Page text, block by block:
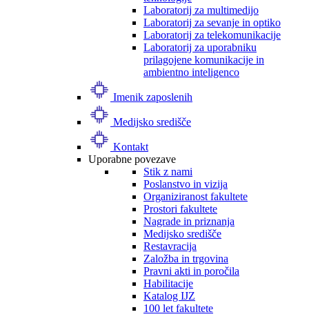
Laboratorij za multimedijo
Laboratorij za sevanje in optiko
Laboratorij za telekomunikacije
Laboratorij za uporabniku
prilagojene komunikacije in
ambientno inteligenco
Imenik zaposlenih
Medijsko središče
Kontakt
Uporabne povezave
Stik z nami
Poslanstvo in vizija
Organiziranost fakultete
Prostori fakultete
Nagrade in priznanja
Medijsko središče
Restavracija
Založba in trgovina
Pravni akti in poročila
Habilitacije
Katalog IJZ
100 let fakultete